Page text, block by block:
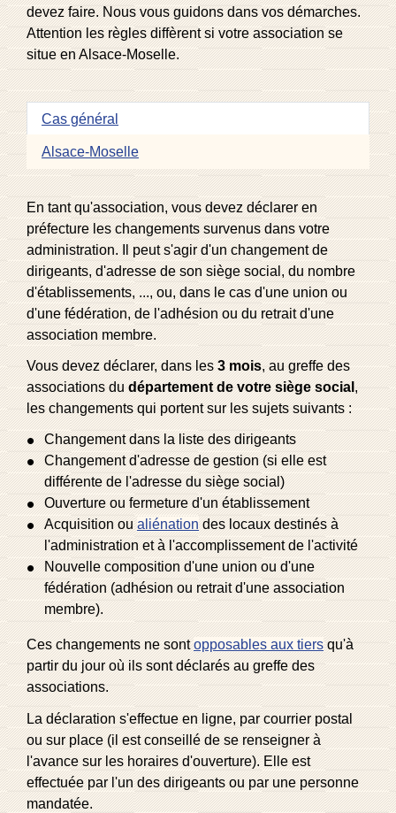
devez faire. Nous vous guidons dans vos démarches.
Attention les règles diffèrent si votre association se
situe en Alsace-Moselle.
Cas général
Alsace-Moselle
En tant qu'association, vous devez déclarer en
préfecture les changements survenus dans votre
administration. Il peut s'agir d'un changement de
dirigeants, d'adresse de son siège social, du nombre
d'établissements, ..., ou, dans le cas d'une union ou
d'une fédération, de l'adhésion ou du retrait d'une
association membre.
Vous devez déclarer, dans les3 mois, au greffe des
associations dudépartement de votre siège social ,
les changements qui portent sur les sujets suivants :
Changement dans la liste des dirigeants
Changement d'adresse de gestion (si elle est
différente de l'adresse du siège social)
Ouverture ou fermeture d'un établissement
Acquisition oualiénation des locaux destinés à
l'administration et à l'accomplissement de l'activité
Nouvelle composition d'une union ou d'une
fédération (adhésion ou retrait d'une association
membre).
Ces changements ne sontopposables aux tiersqu'à
partir du jour où ils sont déclarés au greffe des
associations.
La déclaration s'effectue en ligne, par courrier postal
ou sur place (il est conseillé de se renseigner à
l'avance sur les horaires d'ouverture). Elle est
effectuée par l'un des dirigeants ou par une personne
mandatée.